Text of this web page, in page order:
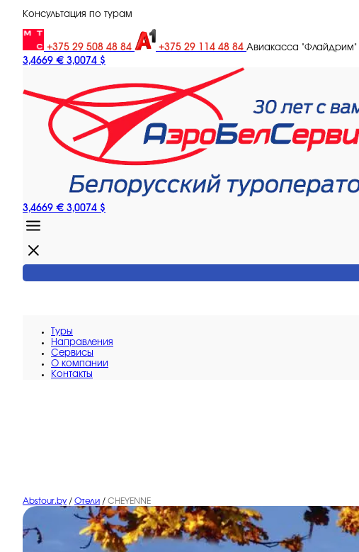
Консультация по турам
+375 29 508 48 84 +375 29 114 48 84 Авиакасса "Флайдрим"
3,4669 € 3,0074 $
3,4669 € 3,0074 $
Туры
Направления
Сервисы
O компании
Контакты
Abstour.by / Отели / CHEYENNE